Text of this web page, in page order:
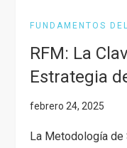
FUNDAMENTOS
RFM: La
Estrategia
La Metodología de